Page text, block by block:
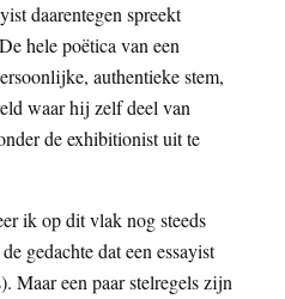
daarentegen spreekt
hele poëtica van een
authentieke stem,
waar hij zelf deel van
de exhibitionist uit te
ik op dit vlak nog steeds
gedachte dat een essayist
Maar een paar stelregels zijn